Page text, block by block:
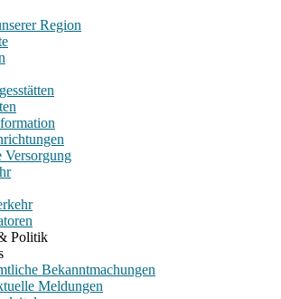
Region
Versorgung
Politik
Bekanntmachungen
Meldungen